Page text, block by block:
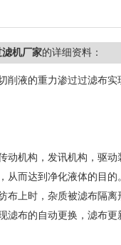
机厂家的详细资料：
削液的重力渗过过滤布
机构，发讯机构，驱动
而达到净化液体的目
上时，杂质被滤布隔
布的自动更换，滤布